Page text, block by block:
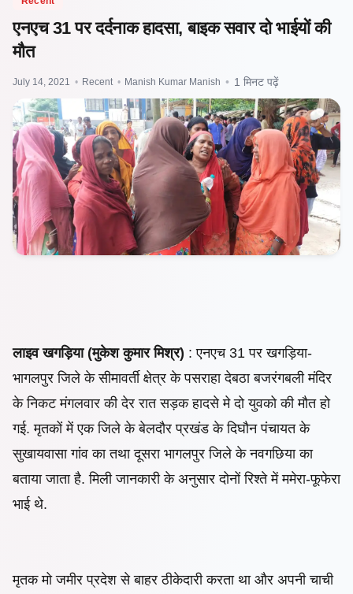
एनएच 31 पर दर्दनाक हादसा, बाइक सवार दो भाईयों की
मौत
July 14, 2021 • Recent • Manish Kumar Manish • 1 मिनट पढ़ें
लाइव खगड़िया (मुकेश कुमार मिश्र) : एनएच 31 पर खगड़िया-
भागलपुर जिले के सीमावर्ती क्षेत्र के पसराहा देबठा बजरंगबली मंदिर
के निकट मंगलवार की देर रात सड़क हादसे मे दो युवको की मौत हो
गई. मृतकों में एक जिले के बेलदौर प्रखंड के दिघौन पंचायत के
सुखायवासा गांव का तथा दूसरा भागलपुर जिले के नवगछिया का
बताया जाता है. मिली जानकारी के अनुसार दोनों रिश्ते में ममेरा-फूफेरा
भाई थे.
मृतक मो जमीर प्रदेश से बाहर ठीकेदारी करता था और अपनी चाची